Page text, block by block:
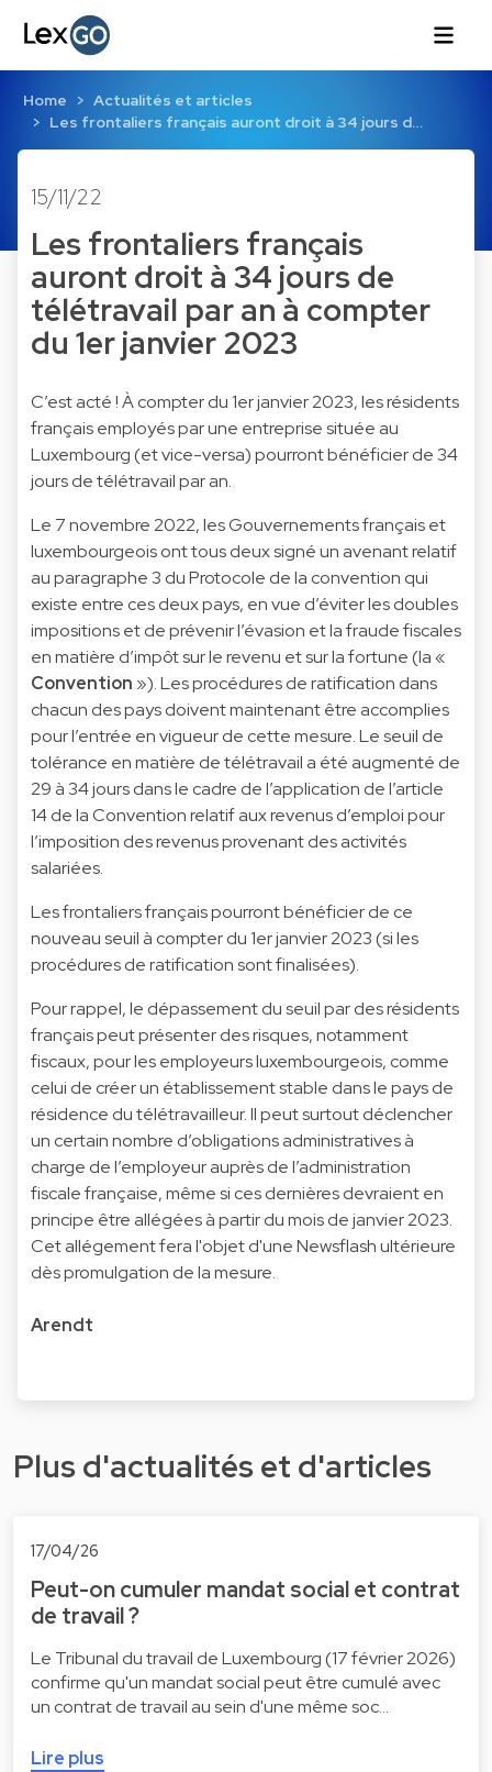
Home
Actualités et articles
Les frontaliers français auront droit à 34 jours d…
15/11/22
Les frontaliers français
auront droit à 34 jours de
télétravail par an à compter
du 1er janvier 2023
C’est acté ! À compter du 1er janvier 2023, les résidents
français employés par une entreprise située au
Luxembourg (et vice-versa) pourront bénéficier de 34
jours de télétravail par an.
Le 7 novembre 2022, les Gouvernements français et
luxembourgeois ont tous deux signé un avenant relatif
au paragraphe 3 du Protocole de la convention qui
existe entre ces deux pays, en vue d’éviter les doubles
impositions et de prévenir l’évasion et la fraude fiscales
en matière d’impôt sur le revenu et sur la fortune (la «
Convention »). Les procédures de ratification dans
chacun des pays doivent maintenant être accomplies
pour l’entrée en vigueur de cette mesure. Le seuil de
tolérance en matière de télétravail a été augmenté de
29 à 34 jours dans le cadre de l’application de l’article
14 de la Convention relatif aux revenus d’emploi pour
l’imposition des revenus provenant des activités
salariées.
Les frontaliers français pourront bénéficier de ce
nouveau seuil à compter du 1er janvier 2023 (si les
procédures de ratification sont finalisées).
Pour rappel, le dépassement du seuil par des résidents
français peut présenter des risques, notamment
fiscaux, pour les employeurs luxembourgeois, comme
celui de créer un établissement stable dans le pays de
résidence du télétravailleur. Il peut surtout déclencher
un certain nombre d’obligations administratives à
charge de l’employeur auprès de l’administration
fiscale française, même si ces dernières devraient en
principe être allégées à partir du mois de janvier 2023.
Cet allégement fera l'objet d'une Newsflash ultérieure
dès promulgation de la mesure.
Arendt
Plus d'actualités et d'articles
17/04/26
Peut-on cumuler mandat social et contrat
de travail ?
Le Tribunal du travail de Luxembourg (17 février 2026)
confirme qu'un mandat social peut être cumulé avec
un contrat de travail au sein d'une même soc…
Lire plus